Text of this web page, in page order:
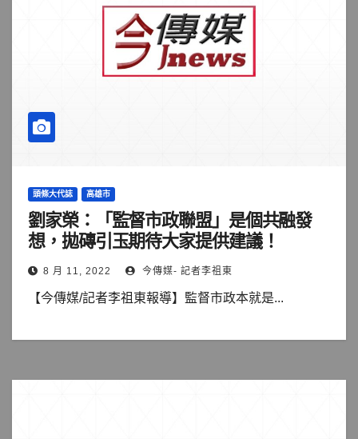
頭條大代誌 高雄市
劉家榮：「監督市政聯盟」是個共融發
想，拋磚引玉期待大家提供建議！
8 月 11, 2022 今傳媒- 記者李祖東
【今傳媒/記者李祖東報導】監督市政本就是...